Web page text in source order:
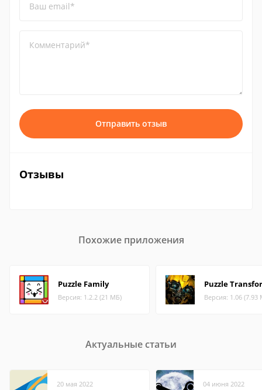
Ваш email*
Комментарий*
Отправить отзыв
Отзывы
Похожие приложения
Puzzle Family
Версия: 1.2.2 (21 МБ)
Puzzle
Версия: 1.06 (7.93
Актуальные статьи
20 мая 2022 04 июня 2022